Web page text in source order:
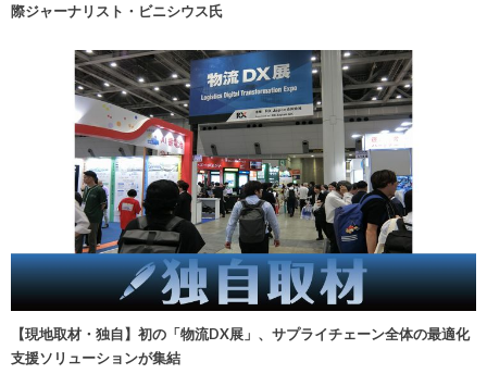
際ジャーナリスト・ビニシウス氏
【現地取材・独自】初の「物流DX展」、サプライチェーン全体の最適化
支援ソリューションが集結